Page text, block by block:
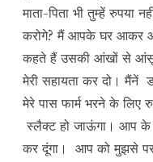
माता-पिता भी तुम्हें रुपया
करोगे? मैं आपके घर आकर
कहते हैं उसकी आंखों से आंसू
मेरी सहायता कर दो। मैंनें
मेरे पास फार्म भरने के लिए
स्लैक्ट हो जाऊंगा। आप
कर दूंगा। आप को मुझसे पर